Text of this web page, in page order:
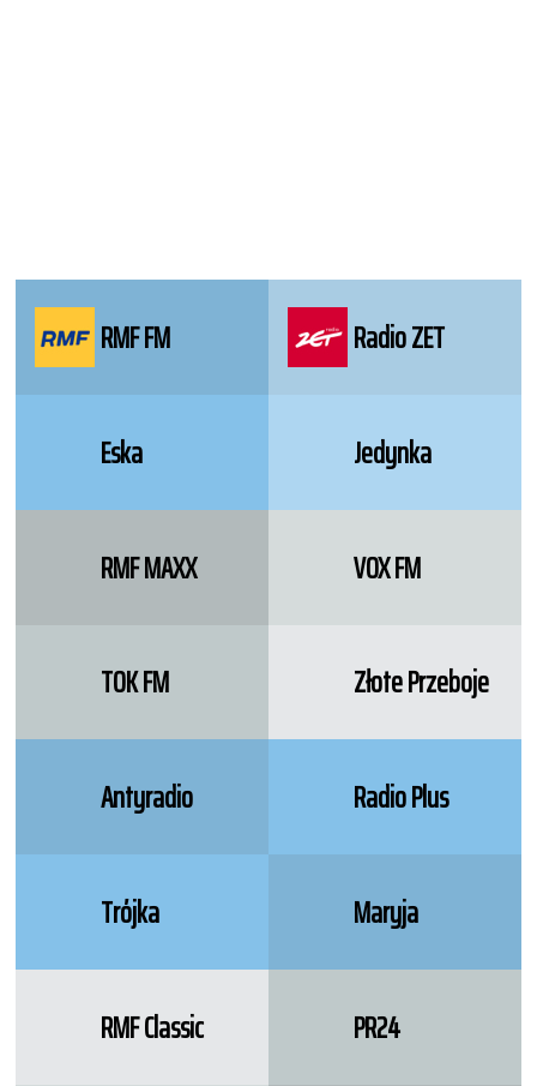
RMF FM Radio ZET
Eska Jedynka
RMF MAXX VOX FM
TOK FM Złote Przeboje
Antyradio Radio Plus
Trójka Maryja
RMF Classic PR24